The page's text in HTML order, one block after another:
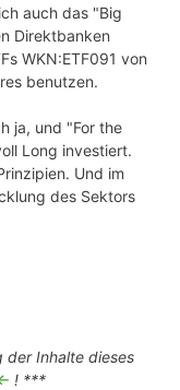
auch das "Big
Direktbanken
WKN:ETF091 von
benutzen.
ja, und "For the
Long investiert.
Und im
des Sektors
Inhalte dieses
! ***